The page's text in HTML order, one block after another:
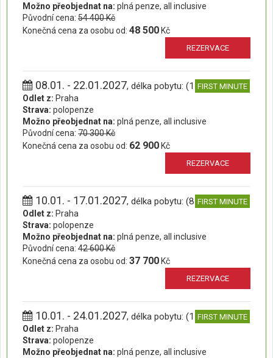
Možno přeobjednat na: plná penze, all inclusive
Původní cena: 54 400 Kč
Konečná cena za osobu od: 48 500 Kč
REZERVACE
08.01. - 22.01.2027, délka pobytu: (15 dní)FIRST MINUTE
Odlet z: Praha
Strava: polopenze
Možno přeobjednat na: plná penze, all inclusive
Původní cena: 70 300 Kč
Konečná cena za osobu od: 62 900 Kč
REZERVACE
10.01. - 17.01.2027, délka pobytu: (8 dní)FIRST MINUTE
Odlet z: Praha
Strava: polopenze
Možno přeobjednat na: plná penze, all inclusive
Původní cena: 42 600 Kč
Konečná cena za osobu od: 37 700 Kč
REZERVACE
10.01. - 24.01.2027, délka pobytu: (15 dní)FIRST MINUTE
Odlet z: Praha
Strava: polopenze
Možno přeobjednat na: plná penze, all inclusive